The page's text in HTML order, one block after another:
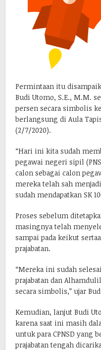
Permintaan itu
Budi Utomo, S.E., M.M.
persen secara simbolis
berlangsung di Aula
(2/7/2020).
“Hari ini kita sudah
pegawai negeri sipil
calon sebagai calon
mereka telah sah
sudah mendapatkan SK
Proses sebelum
masingnya telah
sampai pada keikut
prajabatan.
“Mereka ini sudah
prajabatan dan
secara simbolis,” ujar
Kemudian, lanjut Budi
karena saat ini masih
untuk para CPNSD
prajabatan tengah